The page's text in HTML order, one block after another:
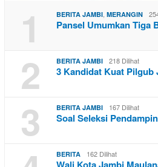
1 BERITA JAMBI MERANGIN
Pansel Umumkan Tiga
2 BERITA JAMBI 218 Dilihat
3 Kandidat Kuat Pilgub
3 BERITA JAMBI 167 Dilihat
Soal Seleksi
BERITA 162 Dilihat